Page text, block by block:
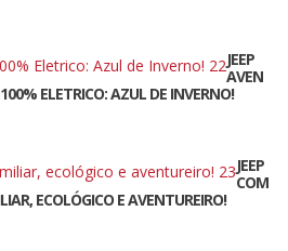
JEEP
AVEN
ELETRICO: AZUL DE INVERNO!
JEEP
COM
ECOLÓGICO E AVENTUREIRO!